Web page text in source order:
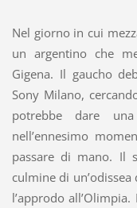
Nel giorno in cui
un argentino che
Gigena. Il gaucho
Sony Milano,
potrebbe dare
nell’ennesimo
passare di mano. Il
culmine di
l’approdo